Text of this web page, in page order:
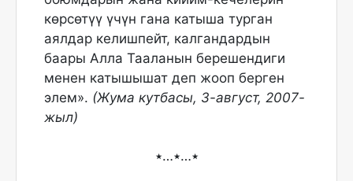
көрсөтүү үчүн гана катыша турган
аялдар келишпейт, калгандардын
баары Алла Тааланын берешендиги
менен катышышат деп жооп берген
элем». (Жума кутбасы, 3-август, 2007-
жыл)
٭…٭…٭